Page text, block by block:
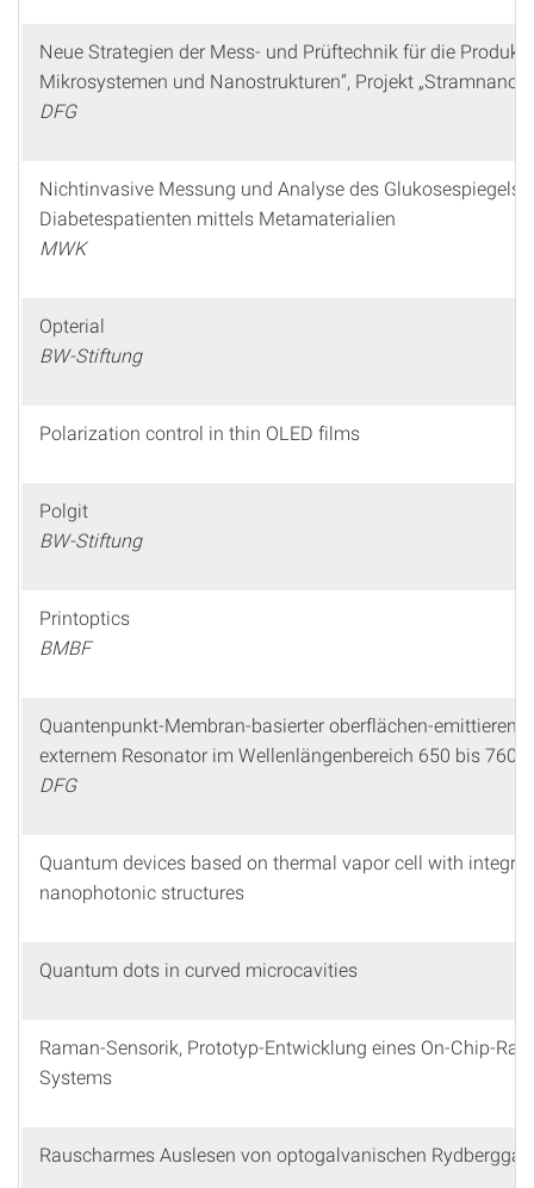
Neue Strategien der Mess- und Prüftechnik für die
Mikrosystemen und Nanostrukturen“, Projekt „Stramnano“
DFG
Nichtinvasive Messung und Analyse des Glukosespiegels
Diabetespatienten mittels Metamaterialien
MWK
Opterial
BW-Stiftung
Polarization control in thin OLED films
Polgit
BW-Stiftung
Printoptics
BMBF
Quantenpunkt-Membran-basierter oberflächen-
externem Resonator im Wellenlängenbereich 650 bis 760
DFG
Quantum devices based on thermal vapor cell with
nanophotonic structures
Quantum dots in curved microcavities
Raman-Sensorik, Prototyp-Entwicklung eines On-Chip-
Systems
Rauscharmes Auslesen von optogalvanischen